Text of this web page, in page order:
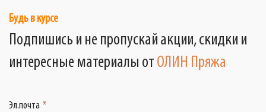
Будь в курсе
Подпишись и не пропускай акции, скидки и
интересные материалы от ОЛИН Пряжа
Эл.почта